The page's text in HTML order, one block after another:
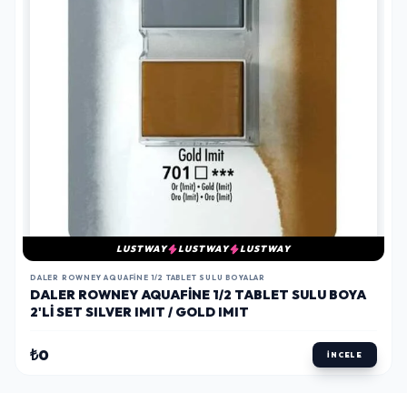
LUSTWAY LUSTWAY LUSTWAY
DALER ROWNEY AQUAFINE 1/2 TABLET SULU BOYALAR
DALER ROWNEY AQUAFINE 1/2 TABLET SULU BOYA
2'LI SET SILVER IMIT / GOLD IMIT
₺0 İNCELE